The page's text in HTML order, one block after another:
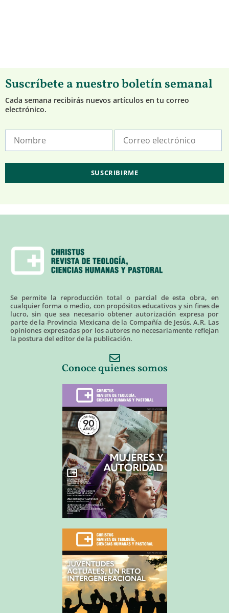
Suscríbete a nuestro boletín semanal
Cada semana recibirás nuevos artículos en tu correo
electrónico.
Se permite la reproducción total o parcial de esta obra, en
cualquier forma o medio, con propósitos educativos y sin fines de
lucro, sin que sea necesario obtener autorización expresa por
parte de la Provincia Mexicana de la Compañía de Jesús, A.R. Las
opiniones expresadas por los autores no necesariamente reflejan
la postura del editor de la publicación.
Conoce quienes somos